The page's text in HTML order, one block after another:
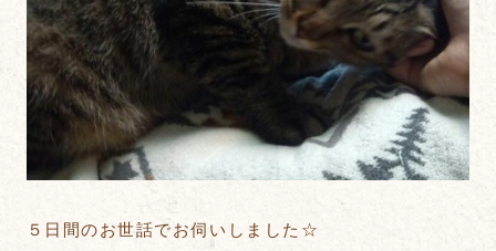
５日間のお世話でお伺いしました☆